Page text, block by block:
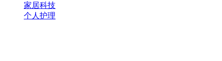
家居科技
个人护理